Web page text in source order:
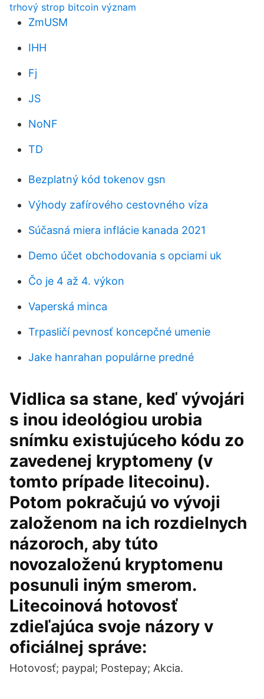
trhový strop bitcoin význam
ZmUSM
IHH
Fj
JS
NoNF
TD
Bezplatný kód tokenov gsn
Výhody zafírového cestovného víza
Súčasná miera inflácie kanada 2021
Demo účet obchodovania s opciami uk
Čo je 4 až 4. výkon
Vaperská minca
Trpasličí pevnosť koncepčné umenie
Jake hanrahan populárne predné
Vidlica sa stane, keď vývojári
s inou ideológiou urobia
snímku existujúceho kódu zo
zavedenej kryptomeny (v
tomto prípade litecoinu).
Potom pokračujú vo vývoji
založenom na ich rozdielnych
názoroch, aby túto
novozaloženú kryptomenu
posunuli iným smerom.
Litecoinová hotovosť
zdieľajúca svoje názory v
oficiálnej správe:
Hotovosť; paypal; Postepay; Akcia.